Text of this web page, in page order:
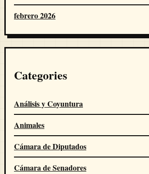
febrero 2026
Categories
Análisis y Coyuntura
Animales
Cámara de Diputados
Cámara de Senadores